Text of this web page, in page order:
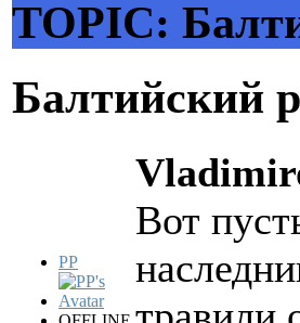
TOPIC:
Балтийский
PP
Вот